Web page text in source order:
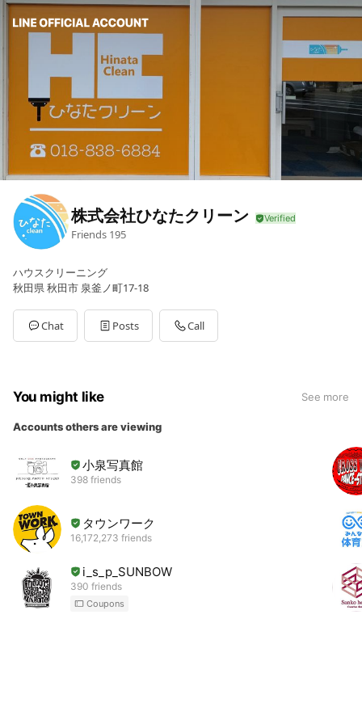
株式会社ひなたクリーン
Friends 195
ハウスクリーニング
秋田県 秋田市 泉釜ノ町17-18
Chat Posts Call
You might like See more
Accounts others are viewing
小泉写真館
398 friends
タウンワーク
16,172,273 friends
i_s_p_SUNBOW
390 friends
Coupons